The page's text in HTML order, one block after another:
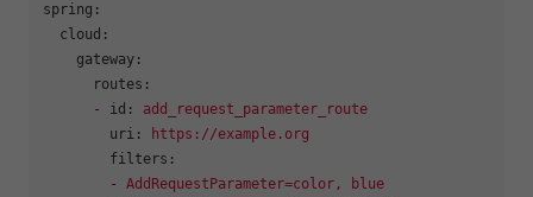
spring:
cloud:
gateway:
routes:
-
id:
add_request_parameter_route
uri:
https://example.org
filters:
-
AddRequestParameter=color,
blue